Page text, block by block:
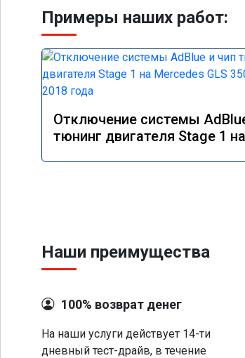
Примеры наших работ:
Отключение системы
тюнинг двигателя Stage 1 на
Наши преимущества
100% возврат денег
На наши услуги действует 14-ти
дневный тест-драйв, в течение